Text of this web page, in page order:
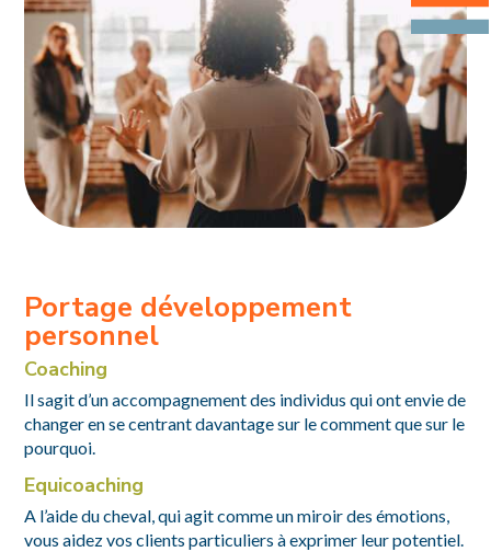
Portage développement
personnel
Coaching
Il sagit d’un accompagnement des individus qui ont envie de
changer en se centrant davantage sur le comment que sur le
pourquoi.
Equicoaching
A l’aide du cheval, qui agit comme un miroir des émotions,
vous aidez vos clients particuliers à exprimer leur potentiel.